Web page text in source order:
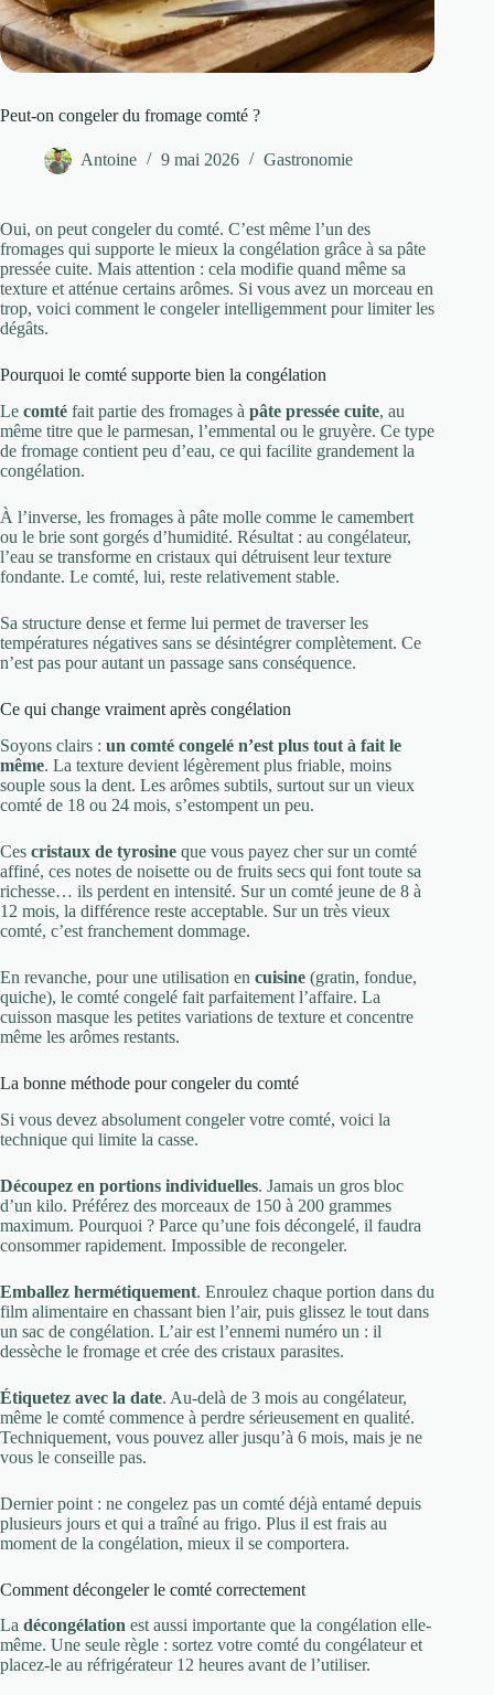
Peut-on congeler du fromage comté ?
Antoine 9 mai 2026 Gastronomie
Oui, on peut congeler du comté. C’est même l’un des
fromages qui supporte le mieux la congélation grâce à sa pâte
pressée cuite. Mais attention : cela modifie quand même sa
texture et atténue certains arômes. Si vous avez un morceau en
trop, voici comment le congeler intelligemment pour limiter les
dégâts.
Pourquoi le comté supporte bien la congélation
Le comté fait partie des fromages à pâte pressée cuite, au
même titre que le parmesan, l’emmental ou le gruyère. Ce type
de fromage contient peu d’eau, ce qui facilite grandement la
congélation.
À l’inverse, les fromages à pâte molle comme le camembert
ou le brie sont gorgés d’humidité. Résultat : au congélateur,
l’eau se transforme en cristaux qui détruisent leur texture
fondante. Le comté, lui, reste relativement stable.
Sa structure dense et ferme lui permet de traverser les
températures négatives sans se désintégrer complètement. Ce
n’est pas pour autant un passage sans conséquence.
Ce qui change vraiment après congélation
Soyons clairs : un comté congelé n’est plus tout à fait le
même. La texture devient légèrement plus friable, moins
souple sous la dent. Les arômes subtils, surtout sur un vieux
comté de 18 ou 24 mois, s’estompent un peu.
Ces cristaux de tyrosine que vous payez cher sur un comté
affiné, ces notes de noisette ou de fruits secs qui font toute sa
richesse… ils perdent en intensité. Sur un comté jeune de 8 à
12 mois, la différence reste acceptable. Sur un très vieux
comté, c’est franchement dommage.
En revanche, pour une utilisation en cuisine (gratin, fondue,
quiche), le comté congelé fait parfaitement l’affaire. La
cuisson masque les petites variations de texture et concentre
même les arômes restants.
La bonne méthode pour congeler du comté
Si vous devez absolument congeler votre comté, voici la
technique qui limite la casse.
Découpez en portions individuelles. Jamais un gros bloc
d’un kilo. Préférez des morceaux de 150 à 200 grammes
maximum. Pourquoi ? Parce qu’une fois décongelé, il faudra
consommer rapidement. Impossible de recongeler.
Emballez hermétiquement. Enroulez chaque portion dans du
film alimentaire en chassant bien l’air, puis glissez le tout dans
un sac de congélation. L’air est l’ennemi numéro un : il
dessèche le fromage et crée des cristaux parasites.
Étiquetez avec la date. Au-delà de 3 mois au congélateur,
même le comté commence à perdre sérieusement en qualité.
Techniquement, vous pouvez aller jusqu’à 6 mois, mais je ne
vous le conseille pas.
Dernier point : ne congelez pas un comté déjà entamé depuis
plusieurs jours et qui a traîné au frigo. Plus il est frais au
moment de la congélation, mieux il se comportera.
Comment décongeler le comté correctement
La décongélation est aussi importante que la congélation elle-
même. Une seule règle : sortez votre comté du congélateur et
placez-le au réfrigérateur 12 heures avant de l’utiliser.